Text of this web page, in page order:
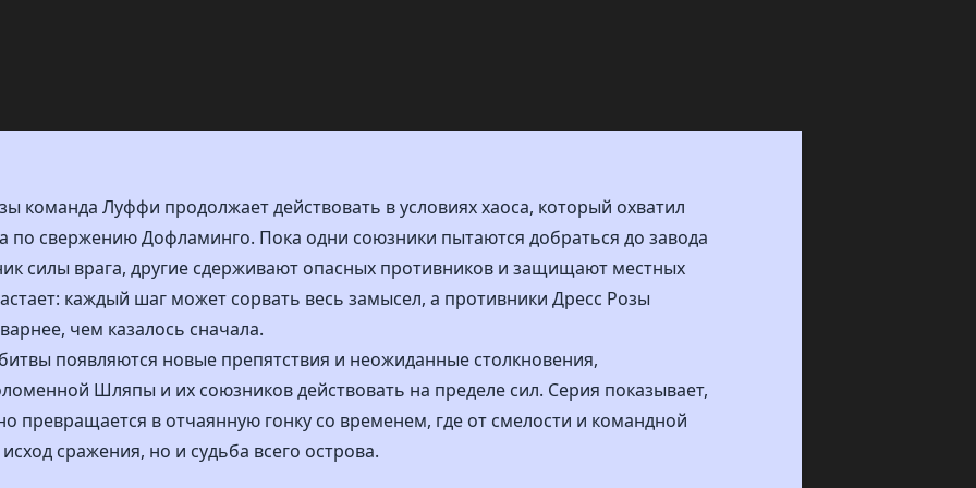
команда Луффи продолжает действовать в условиях хаоса, который охватил
по свержению Дофламинго. Пока одни союзники пытаются добраться до завода
силы врага, другие сдерживают опасных противников и защищают местных
каждый шаг может сорвать весь замысел, а противники Дресс Розы
чем казалось сначала.
появляются новые препятствия и неожиданные столкновения,
Шляпы и их союзников действовать на пределе сил. Серия показывает,
превращается в отчаянную гонку со временем, где от смелости и командной
сражения, но и судьба всего острова.